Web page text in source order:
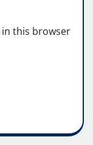
in this browser